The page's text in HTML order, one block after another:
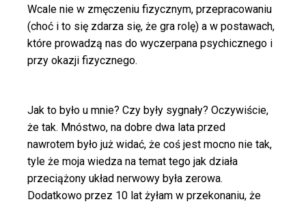
Wcale nie w zmęczeniu fizycznym, przepracowaniu
(choć i to się zdarza się, że gra rolę) a w postawach,
które prowadzą nas do wyczerpana psychicznego i
przy okazji fizycznego.
Jak to było u mnie? Czy były sygnały? Oczywiście,
że tak. Mnóstwo, na dobre dwa lata przed
nawrotem było już widać, że coś jest mocno nie tak,
tyle że moja wiedza na temat tego jak działa
przeciążony układ nerwowy była zerowa.
Dodatkowo przez 10 lat żyłam w przekonaniu, że